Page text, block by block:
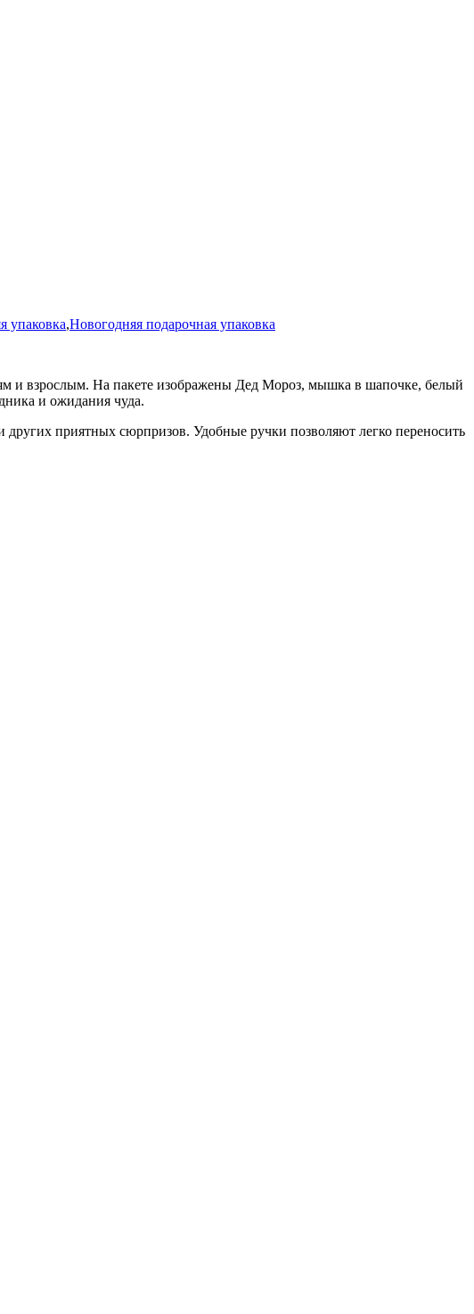
упаковка,Новогодняя подарочная упаковка
и взрослым. На пакете изображены Дед Мороз, мышка в шапочке, белый
и ожидания чуда.
других приятных сюрпризов. Удобные ручки позволяют легко переносить